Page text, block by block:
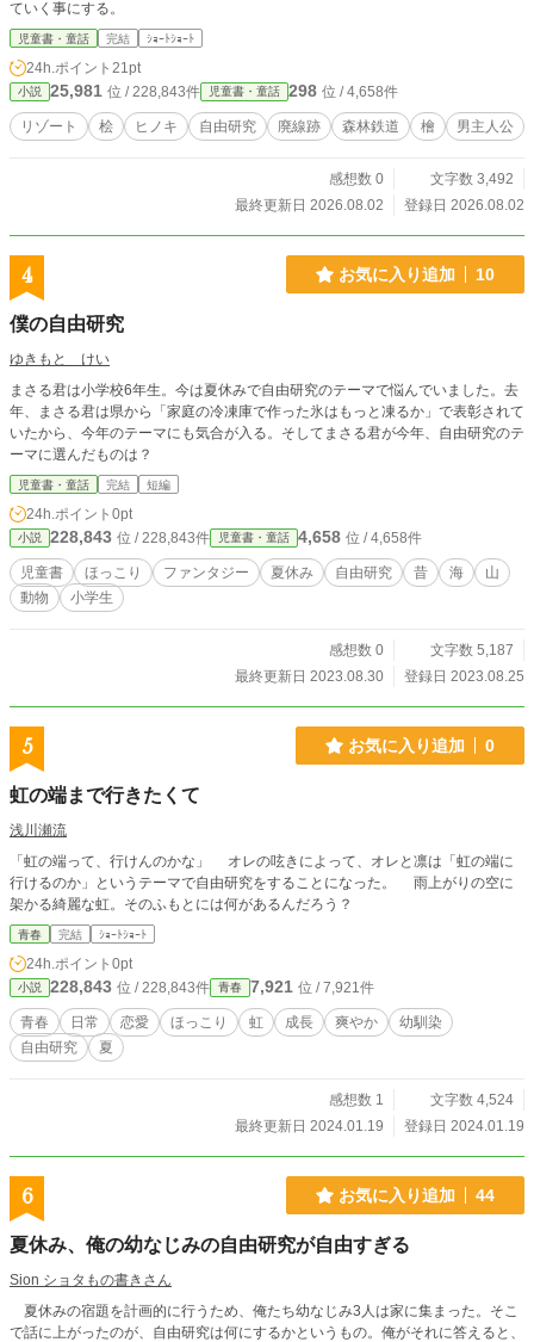
ていく事にする。
児童書・童話 完結 ｼｮｰﾄｼｮｰﾄ
24h.ポイント 21pt
小説 25,981 位 / 228,843件 児童書・童話 298 位 / 4,658件
リゾート 桧 ヒノキ 自由研究 廃線跡 森林鉄道 檜 男主人公
感想数 0
文字数 3,492
最終更新日 2026.08.02
登録日 2026.08.02
4 お気に入り追加 10
僕の自由研究
ゆきもと けい
まさる君は小学校6年生。今は夏休みで自由研究のテーマで悩んでいました。去
年、まさる君は県から「家庭の冷凍庫で作った氷はもっと凍るか」で表彰されて
いたから、今年のテーマにも気合が入る。そしてまさる君が今年、自由研究のテ
ーマに選んだものは？
児童書・童話 完結 短編
24h.ポイント 0pt
小説 228,843 位 / 228,843件 児童書・童話 4,658 位 / 4,658件
児童書 ほっこり ファンタジー 夏休み 自由研究 昔 海
山
動物
小学生
感想数 0
文字数 5,187
最終更新日 2023.08.30
登録日 2023.08.25
5 お気に入り追加 0
虹の端まで行きたくて
浅川瀬流
「虹の端って、行けんのかな」 オレの呟きによって、オレと凛は「虹の端に
行けるのか」というテーマで自由研究をすることになった。 雨上がりの空に
架かる綺麗な虹。そのふもとには何があるんだろう？
青春 完結 ｼｮｰﾄｼｮｰﾄ
24h.ポイント 0pt
小説 228,843 位 / 228,843件 青春 7,921 位 / 7,921件
青春 日常 恋愛 ほっこり 虹 成長 爽やか
幼馴染
自由研究
夏
感想数 1
文字数 4,524
最終更新日 2024.01.19
登録日 2024.01.19
6 お気に入り追加 44
夏休み、俺の幼なじみの自由研究が自由すぎる
Sion ショタもの書きさん
夏休みの宿題を計画的に行うため、俺たち幼なじみ3人は家に集まった。そこ
で話に上がったのが、自由研究は何にするかというもの。俺がそれに答えると、